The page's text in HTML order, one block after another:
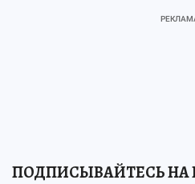
ПОДПИСЫВАЙТЕСЬ НА